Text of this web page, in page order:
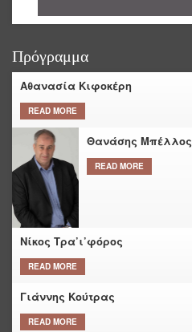
reading data...
Πρόγραμμα
Αθανασία Κιφοκέρη
READ MORE
Θανάσης Μπέλλος
READ MORE
Νίκος Τρα’ι’φόρος
READ MORE
Γιάννης Κούτρας
READ MORE